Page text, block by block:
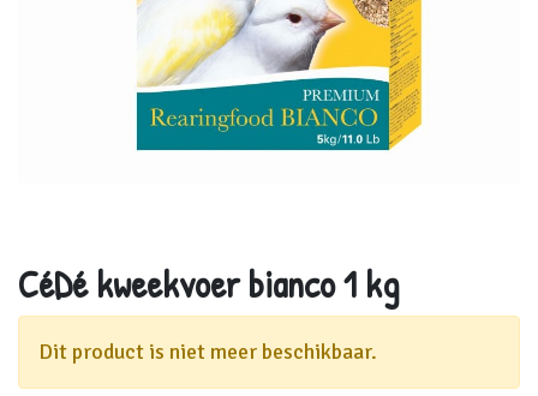
CéDé kweekvoer bianco 1 kg
Dit product is niet meer beschikbaar.